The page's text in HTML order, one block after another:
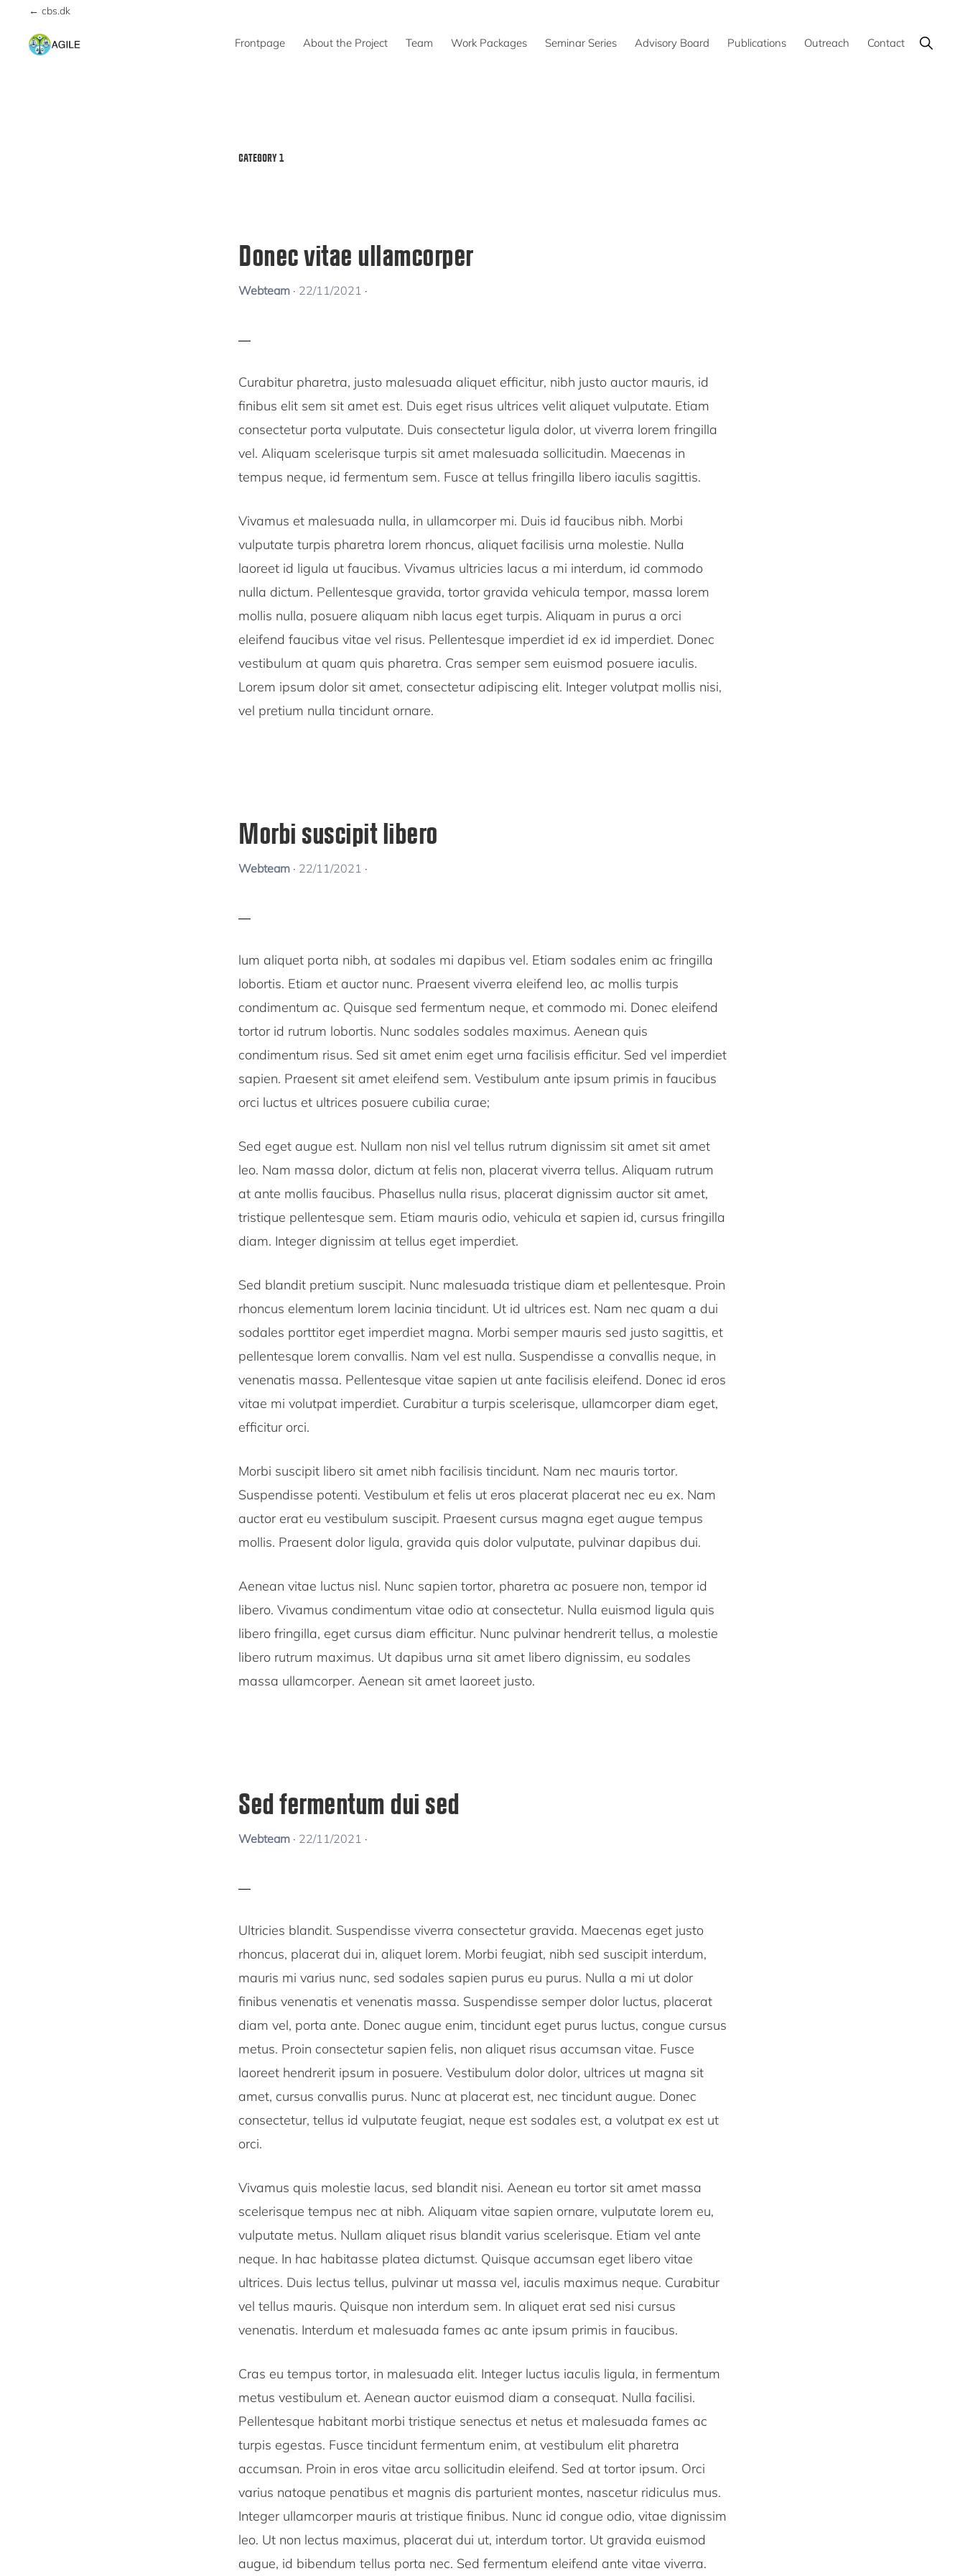
primary
← cbs.dk
Frontpage About the Project Team Work Packages Seminar Series Advisory Board Publications Outreach Contact Show
Search
CATEGORY 1
Donec vitae ullamcorper
Webteam · 22/11/2021 ·
Curabitur pharetra, justo malesuada aliquet efficitur, nibh justo auctor mauris, id
finibus elit sem sit amet est. Duis eget risus ultrices velit aliquet vulputate. Etiam
consectetur porta vulputate. Duis consectetur ligula dolor, ut viverra lorem fringilla
vel. Aliquam scelerisque turpis sit amet malesuada sollicitudin. Maecenas in
tempus neque, id fermentum sem. Fusce at tellus fringilla libero iaculis sagittis.
Vivamus et malesuada nulla, in ullamcorper mi. Duis id faucibus nibh. Morbi
vulputate turpis pharetra lorem rhoncus, aliquet facilisis urna molestie. Nulla
laoreet id ligula ut faucibus. Vivamus ultricies lacus a mi interdum, id commodo
nulla dictum. Pellentesque gravida, tortor gravida vehicula tempor, massa lorem
mollis nulla, posuere aliquam nibh lacus eget turpis. Aliquam in purus a orci
eleifend faucibus vitae vel risus. Pellentesque imperdiet id ex id imperdiet. Donec
vestibulum at quam quis pharetra. Cras semper sem euismod posuere iaculis.
Lorem ipsum dolor sit amet, consectetur adipiscing elit. Integer volutpat mollis nisi,
vel pretium nulla tincidunt ornare.
Morbi suscipit libero
Webteam · 22/11/2021 ·
lum aliquet porta nibh, at sodales mi dapibus vel. Etiam sodales enim ac fringilla
lobortis. Etiam et auctor nunc. Praesent viverra eleifend leo, ac mollis turpis
condimentum ac. Quisque sed fermentum neque, et commodo mi. Donec eleifend
tortor id rutrum lobortis. Nunc sodales sodales maximus. Aenean quis
condimentum risus. Sed sit amet enim eget urna facilisis efficitur. Sed vel imperdiet
sapien. Praesent sit amet eleifend sem. Vestibulum ante ipsum primis in faucibus
orci luctus et ultrices posuere cubilia curae;
Sed eget augue est. Nullam non nisl vel tellus rutrum dignissim sit amet sit amet
leo. Nam massa dolor, dictum at felis non, placerat viverra tellus. Aliquam rutrum
at ante mollis faucibus. Phasellus nulla risus, placerat dignissim auctor sit amet,
tristique pellentesque sem. Etiam mauris odio, vehicula et sapien id, cursus fringilla
diam. Integer dignissim at tellus eget imperdiet.
Sed blandit pretium suscipit. Nunc malesuada tristique diam et pellentesque. Proin
rhoncus elementum lorem lacinia tincidunt. Ut id ultrices est. Nam nec quam a dui
sodales porttitor eget imperdiet magna. Morbi semper mauris sed justo sagittis, et
pellentesque lorem convallis. Nam vel est nulla. Suspendisse a convallis neque, in
venenatis massa. Pellentesque vitae sapien ut ante facilisis eleifend. Donec id eros
vitae mi volutpat imperdiet. Curabitur a turpis scelerisque, ullamcorper diam eget,
efficitur orci.
Morbi suscipit libero sit amet nibh facilisis tincidunt. Nam nec mauris tortor.
Suspendisse potenti. Vestibulum et felis ut eros placerat placerat nec eu ex. Nam
auctor erat eu vestibulum suscipit. Praesent cursus magna eget augue tempus
mollis. Praesent dolor ligula, gravida quis dolor vulputate, pulvinar dapibus dui.
Aenean vitae luctus nisl. Nunc sapien tortor, pharetra ac posuere non, tempor id
libero. Vivamus condimentum vitae odio at consectetur. Nulla euismod ligula quis
libero fringilla, eget cursus diam efficitur. Nunc pulvinar hendrerit tellus, a molestie
libero rutrum maximus. Ut dapibus urna sit amet libero dignissim, eu sodales
massa ullamcorper. Aenean sit amet laoreet justo.
Sed fermentum dui sed
Webteam · 22/11/2021 ·
Ultricies blandit. Suspendisse viverra consectetur gravida. Maecenas eget justo
rhoncus, placerat dui in, aliquet lorem. Morbi feugiat, nibh sed suscipit interdum,
mauris mi varius nunc, sed sodales sapien purus eu purus. Nulla a mi ut dolor
finibus venenatis et venenatis massa. Suspendisse semper dolor luctus, placerat
diam vel, porta ante. Donec augue enim, tincidunt eget purus luctus, congue cursus
metus. Proin consectetur sapien felis, non aliquet risus accumsan vitae. Fusce
laoreet hendrerit ipsum in posuere. Vestibulum dolor dolor, ultrices ut magna sit
amet, cursus convallis purus. Nunc at placerat est, nec tincidunt augue. Donec
consectetur, tellus id vulputate feugiat, neque est sodales est, a volutpat ex est ut
orci.
Vivamus quis molestie lacus, sed blandit nisi. Aenean eu tortor sit amet massa
scelerisque tempus nec at nibh. Aliquam vitae sapien ornare, vulputate lorem eu,
vulputate metus. Nullam aliquet risus blandit varius scelerisque. Etiam vel ante
neque. In hac habitasse platea dictumst. Quisque accumsan eget libero vitae
ultrices. Duis lectus tellus, pulvinar ut massa vel, iaculis maximus neque. Curabitur
vel tellus mauris. Quisque non interdum sem. In aliquet erat sed nisi cursus
venenatis. Interdum et malesuada fames ac ante ipsum primis in faucibus.
Cras eu tempus tortor, in malesuada elit. Integer luctus iaculis ligula, in fermentum
metus vestibulum et. Aenean auctor euismod diam a consequat. Nulla facilisi.
Pellentesque habitant morbi tristique senectus et netus et malesuada fames ac
turpis egestas. Fusce tincidunt fermentum enim, at vestibulum elit pharetra
accumsan. Proin in eros vitae arcu sollicitudin eleifend. Sed at tortor ipsum. Orci
varius natoque penatibus et magnis dis parturient montes, nascetur ridiculus mus.
Integer ullamcorper mauris at tristique finibus. Nunc id congue odio, vitae dignissim
leo. Ut non lectus maximus, placerat dui ut, interdum tortor. Ut gravida euismod
augue, id bibendum tellus porta nec. Sed fermentum eleifend ante vitae viverra.